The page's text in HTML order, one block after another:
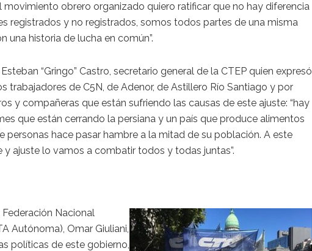
movimiento obrero organizado quiero ratificar que no hay diferencia
registrados y no registrados, somos todos partes de una misma
una historia de lucha en común”.
“Gringo” Castro, secretario general de la CTEP quien expresó
trabajadores de C5N, de Adenor, de Astillero Río Santiago y por
y compañeras que están sufriendo las causas de este ajuste: “hay
que están cerrando la persiana y un país que produce alimentos
personas hace pasar hambre a la mitad de su población. A este
ajuste lo vamos a combatir todos y todas juntas”.
Nacional
Autónoma), Omar Giuliani,
políticas de este gobierno,